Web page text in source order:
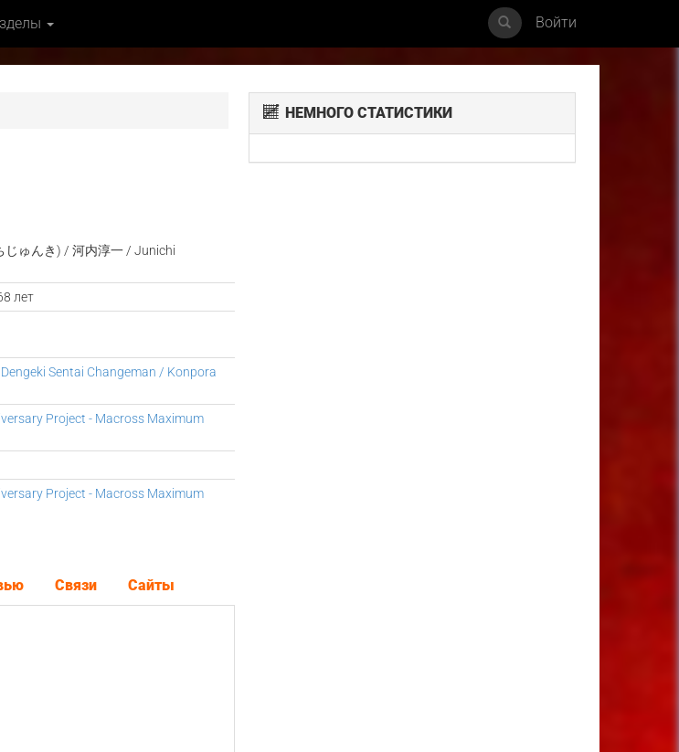
Войти
じゅんき) / 河内淳一 / Junichi
лет
Sentai Changeman / Konpora
Project - Macross Maximum
Project - Macross Maximum
Связи Сайты
НЕМНОГО СТАТИСТИКИ